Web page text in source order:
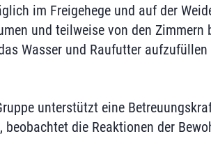
im Freigehege und auf der
und teilweise von den Zimmern
Wasser und Raufutter aufzufüllen
unterstützt eine
die Reaktionen der